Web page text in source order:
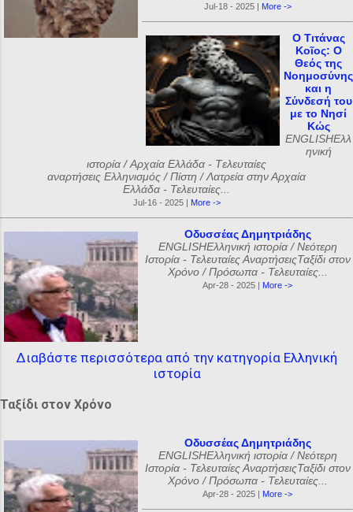
Jul-18 - 2025 | More ->
Ο Τιτάνας
Κοῖος: Ο
Θεός της
Νοημοσύνης
και η
Σύνδεσή του
με το Νησί
Κώς
ENGLISHΕλλ
ηνική
ιστορία / Αρχαία Ελλάδα - Tελευταίες
αναρτήσεις Ελληνισμός / Πίστη / Λατρεία στην Αρχαία
Ελλάδα - Τελευταίες...
Jul-16 - 2025 | More ->
Οδυσσέας Δημητριάδης
ENGLISHΕλληνική ιστορία / Νεότερη
Ιστορία - Τελευταίες ΑναρτήσειςΤαξίδι στον
Χρόνο / Πρόσωπα - Τελευταίες...
Apr-28 - 2025 | More ->
Διαβάστε περισσότερα από την κατηγορία Ελληνική
ιστορία
Ταξίδι στον Χρόνο
Οδυσσέας Δημητριάδης
ENGLISHΕλληνική ιστορία / Νεότερη
Ιστορία - Τελευταίες ΑναρτήσειςΤαξίδι στον
Χρόνο / Πρόσωπα - Τελευταίες...
Apr-28 - 2025 | More ->